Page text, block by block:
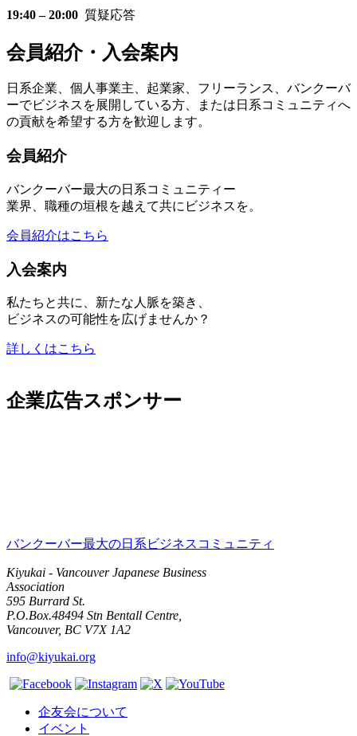
19:40 – 20:00 質疑応答
会員紹介・入会案内
日系企業、個人事業主、起業家、フリーランス、バンクーバ
ーでビジネスを展開している方、または日系コミュニティへ
の貢献を希望する方を歓迎します。
会員紹介
バンクーバー最大の日系コミュニティー
業界、職種の垣根を越えて共にビジネスを。
会員紹介はこちら
入会案内
私たちと共に、新たな人脈を築き、
ビジネスの可能性を広げませんか？
詳しくはこちら
企業広告スポンサー
バンクーバー最大の日系ビジネスコミュニティ
Kiyukai - Vancouver Japanese Business
Association
595 Burrard St.
P.O.Box.48494 Stn Bentall Centre,
Vancouver, BC V7X 1A2
info@kiyukai.org
企友会について
イベント